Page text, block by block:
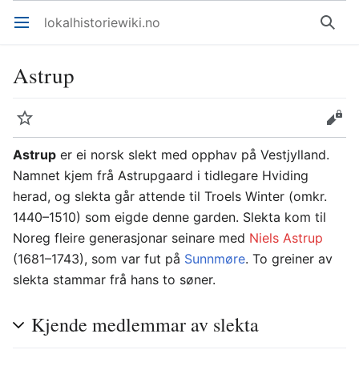
Åpne hovedmenyen lokalhistoriewiki.no Søk
Astrup
Overvåk
Rediger
Astrup er ei norsk slekt med opphav på Vestjylland.
Namnet kjem frå Astrupgaard i tidlegare Hviding
herad, og slekta går attende til Troels Winter (omkr.
1440–1510) som eigde denne garden. Slekta kom til
Noreg fleire generasjonar seinare med Niels Astrup
(1681–1743), som var fut på Sunnmøre. To greiner av
slekta stammar frå hans to søner.
Kjende medlemmar av slekta